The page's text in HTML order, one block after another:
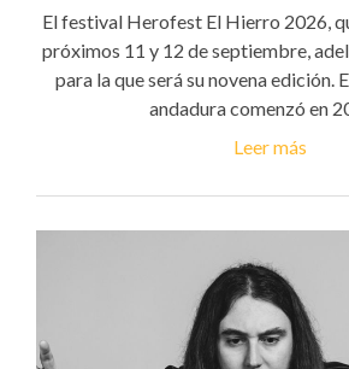
El festival Herofest El Hierro 2026,
próximos 11 y 12 de septiembre,
para la que será su novena edición.
andadura comenzó en
Leer más